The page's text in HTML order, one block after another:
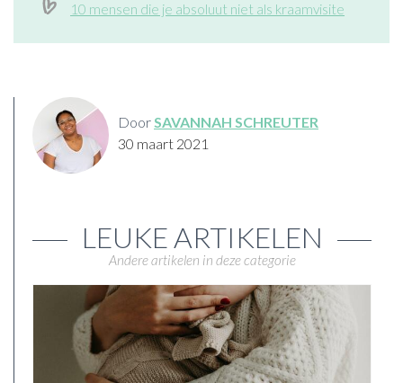
10 mensen die je absoluut niet als kraamvisite
Door SAVANNAH SCHREUTER
30 maart 2021
LEUKE ARTIKELEN
Andere artikelen in deze categorie